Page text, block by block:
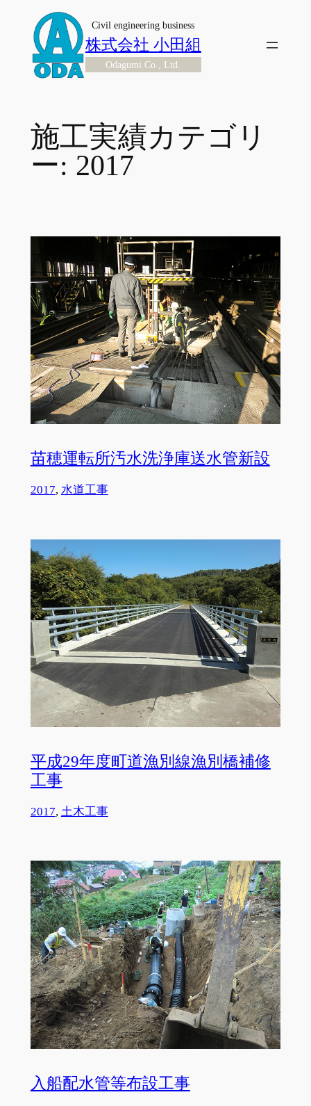
Civil engineering business
株式会社 小田組
Odagumi Co., Ltd.
施工実績カテゴリ
ー: 2017
苗穂運転所汚水洗浄庫送水管新設
2017, 水道工事
平成29年度町道漁別線漁別橋補修
工事
2017, 土木工事
入船配水管等布設工事